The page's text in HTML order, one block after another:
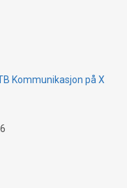
Kommunikasjon på X